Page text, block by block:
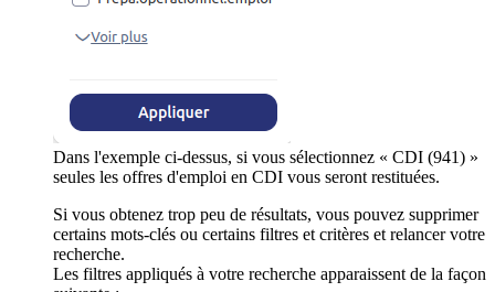
Dans l'exemple ci-dessus, si vous sélectionnez « CDI (941) »
seules les offres d'emploi en CDI vous seront restituées.
Si vous obtenez trop peu de résultats, vous pouvez supprimer
certains mots-clés ou certains filtres et critères et relancer votre
recherche.
Les filtres appliqués à votre recherche apparaissent de la façon